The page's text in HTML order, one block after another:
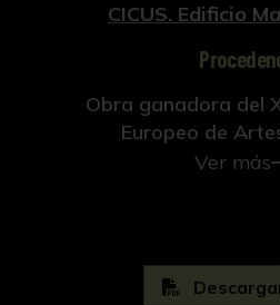
CICUS. Edificio
Obra ganadora del
Europeo de
Ver más